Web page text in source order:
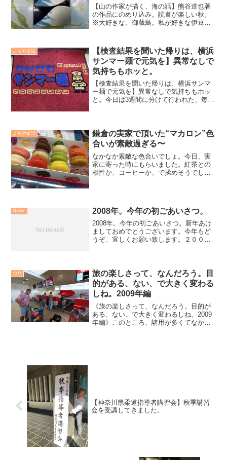
【山の作家が描く、海の話】熊谷達也著
の作品にのめり込み。読書が楽しい秋。
※大好きな、御蔵島。私が好きな伊豆七
ンスを狙っては釣行する様にしている。
特に御蔵島への釣行リスク...
よもやま話
【検査結果を聞いた帰りは、横浜
サンマー麺で元気を】異常なしで
気持ちもホッと。
【検査結果を聞いた帰りは、横浜サンマ
ー麺で元気を】異常なしで気持ちもホッ
と。今日は3週間に分けて行われた、毎年
を朝一番に予約していた...
よもやま話
鎌倉の実家で頂いた“マカロン”色
合いが素敵過ぎる〜
なかなか素敵な色合いでしょ。今日、実
家に寄った時にもらいました。紅茶との
相性か、コーヒーか、で揉めそうでした
Goldic 2008年。今年の初ごあいさつ。
2008年。今年の初ごあいさつ。新年あけ
ましておめでとうございます。今年もど
うぞ、宜しくお願い致します。２００７
力的に出て行って、たく...
つり
旅の楽しさって、なんだろう。目
的がある、ない、で大きく変わる
しね。2009年編
《旅の楽しさって、なんだろう。目的が
ある、ない、で大きく変わるしね。2009
年編》このところ、諸用が多くてなかな
【神奈川県柔道指導者講習会】秋季講習
会を受講してきました。